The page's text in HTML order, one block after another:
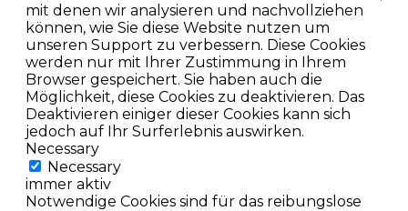
mit denen wir analysieren und nachvollziehen
können, wie Sie diese Website nutzen um
unseren Support zu verbessern. Diese Cookies
werden nur mit Ihrer Zustimmung in Ihrem
Browser gespeichert. Sie haben auch die
Möglichkeit, diese Cookies zu deaktivieren. Das
Deaktivieren einiger dieser Cookies kann sich
jedoch auf Ihr Surferlebnis auswirken.
Necessary
Necessary
immer aktiv
Notwendige Cookies sind für das reibungslose